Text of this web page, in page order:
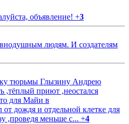
объявление! +3
людям. И создателям
тюрьмы Глызину Андрею
,тёплый приют ,неостался
для Майи в
дождя и отдельной клетке для
,проведя меньше с... +4